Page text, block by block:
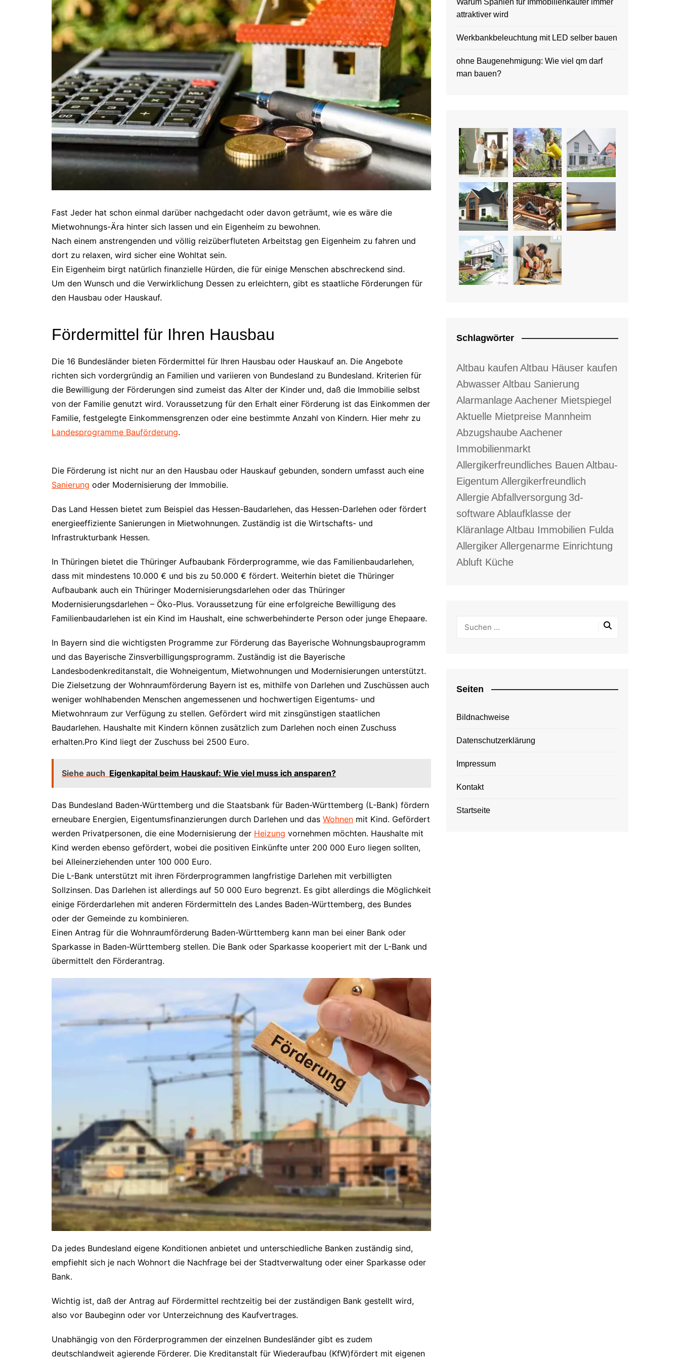
Fast Jeder hat schon einmal darüber nachgedacht oder davon geträumt, wie es wäre die
Mietwohnungs-Ära hinter sich lassen und ein Eigenheim zu bewohnen.
Nach einem anstrengenden und völlig reizüberfluteten Arbeitstag gen Eigenheim zu fahren und
dort zu relaxen, wird sicher eine Wohltat sein.
Ein Eigenheim birgt natürlich finanzielle Hürden, die für einige Menschen abschreckend sind.
Um den Wunsch und die Verwirklichung Dessen zu erleichtern, gibt es staatliche Förderungen für
den Hausbau oder Hauskauf.
Fördermittel für Ihren Hausbau
Die 16 Bundesländer bieten Fördermittel für Ihren Hausbau oder Hauskauf an. Die Angebote
richten sich vordergründig an Familien und variieren von Bundesland zu Bundesland. Kriterien für
die Bewilligung der Förderungen sind zumeist das Alter der Kinder und, daß die Immobilie selbst
von der Familie genutzt wird. Voraussetzung für den Erhalt einer Förderung ist das Einkommen der
Familie, festgelegte Einkommensgrenzen oder eine bestimmte Anzahl von Kindern. Hier mehr zu
Landesprogramme Bauförderung.
Die Förderung ist nicht nur an den Hausbau oder Hauskauf gebunden, sondern umfasst auch eine
Sanierung oder Modernisierung der Immobilie.
Das Land Hessen bietet zum Beispiel das Hessen-Baudarlehen, das Hessen-Darlehen oder fördert
energieeffiziente Sanierungen in Mietwohnungen. Zuständig ist die Wirtschafts- und
Infrastrukturbank Hessen.
In Thüringen bietet die Thüringer Aufbaubank Förderprogramme, wie das Familienbaudarlehen,
dass mit mindestens 10.000 € und bis zu 50.000 € fördert. Weiterhin bietet die Thüringer
Aufbaubank auch ein Thüringer Modernisierungsdarlehen oder das Thüringer
Modernisierungsdarlehen – Öko-Plus. Voraussetzung für eine erfolgreiche Bewilligung des
Familienbaudarlehen ist ein Kind im Haushalt, eine schwerbehinderte Person oder junge Ehepaare.
In Bayern sind die wichtigsten Programme zur Förderung das Bayerische Wohnungsbauprogramm
und das Bayerische Zinsverbilligungsprogramm. Zuständig ist die Bayerische
Landesbodenkreditanstalt, die Wohneigentum, Mietwohnungen und Modernisierungen unterstützt.
Die Zielsetzung der Wohnraumförderung Bayern ist es, mithilfe von Darlehen und Zuschüssen auch
weniger wohlhabenden Menschen angemessenen und hochwertigen Eigentums- und
Mietwohnraum zur Verfügung zu stellen. Gefördert wird mit zinsgünstigen staatlichen
Baudarlehen. Haushalte mit Kindern können zusätzlich zum Darlehen noch einen Zuschuss
erhalten.Pro Kind liegt der Zuschuss bei 2500 Euro.
Siehe auch Eigenkapital beim Hauskauf: Wie viel muss ich ansparen?
Das Bundesland Baden-Württemberg und die Staatsbank für Baden-Württemberg (L-Bank) fördern
erneubare Energien, Eigentumsfinanzierungen durch Darlehen und das Wohnen mit Kind. Gefördert
werden Privatpersonen, die eine Modernisierung der Heizung vornehmen möchten. Haushalte mit
Kind werden ebenso gefördert, wobei die positiven Einkünfte unter 200 000 Euro liegen sollten,
bei Alleinerziehenden unter 100 000 Euro.
Die L-Bank unterstützt mit ihren Förderprogrammen langfristige Darlehen mit verbilligten
Sollzinsen. Das Darlehen ist allerdings auf 50 000 Euro begrenzt. Es gibt allerdings die Möglichkeit
einige Förderdarlehen mit anderen Fördermitteln des Landes Baden-Württemberg, des Bundes
oder der Gemeinde zu kombinieren.
Einen Antrag für die Wohnraumförderung Baden-Württemberg kann man bei einer Bank oder
Sparkasse in Baden-Württemberg stellen. Die Bank oder Sparkasse kooperiert mit der L-Bank und
übermittelt den Förderantrag.
Da jedes Bundesland eigene Konditionen anbietet und unterschiedliche Banken zuständig sind,
empfiehlt sich je nach Wohnort die Nachfrage bei der Stadtverwaltung oder einer Sparkasse oder
Bank.
Wichtig ist, daß der Antrag auf Fördermittel rechtzeitig bei der zuständigen Bank gestellt wird,
also vor Baubeginn oder vor Unterzeichnung des Kaufvertrages.
Unabhängig von den Förderprogrammen der einzelnen Bundesländer gibt es zudem
deutschlandweit agierende Förderer. Die Kreditanstalt für Wiederaufbau (KfW)fördert mit eigenen
Warum Spanien für Immobilienkäufer immer
attraktiver wird
Werkbankbeleuchtung mit LED selber bauen
ohne Baugenehmigung: Wie viel qm darf
man bauen?
Schlagwörter
Altbau kaufen Altbau Häuser kaufen
AbwasserAltbau Sanierung
AlarmanlageAachener Mietspiegel
Aktuelle Mietpreise Mannheim
AbzugshaubeAachener
Immobilienmarkt
Allergikerfreundliches Bauen Altbau-
Eigentum Allergikerfreundlich
AllergieAbfallversorgung 3d-
softwareAblaufklasse der
KläranlageAltbau Immobilien Fulda
AllergikerAllergenarme Einrichtung
Abluft Küche
Seiten
Bildnachweise
Datenschutzerklärung
Impressum
Kontakt
Startseite